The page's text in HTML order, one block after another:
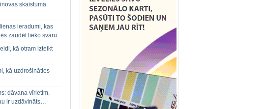
skaistuma
ieradumi, kas
zaudēt lieko svaru
kā otram izteikt
kā uzdrošināties
dāvana vīrietim,
ir uzdāvināts…